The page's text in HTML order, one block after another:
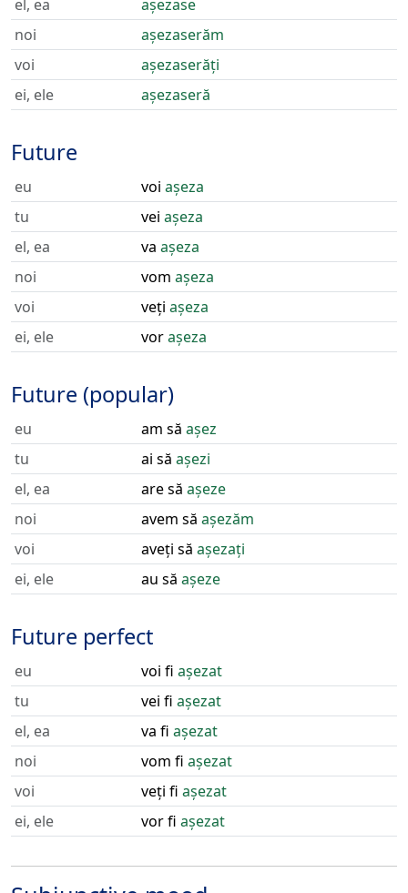
el, ea
așezase
noi
așezaserăm
voi
așezaserăți
ei, ele
așezaseră
Future
eu voi așeza
tu
vei așeza
el, ea
va așeza
noi
vom așeza
voi
veți așeza
ei, ele
vorașeza
Future (popular)
eu am să așez
tu
ai să așezi
el, ea
are să așeze
noi
avem să așezăm
voi
aveți să așezați
ei, ele
au să așeze
Future perfect
eu voi fi așezat
tu
vei fi așezat
el, ea
va fi așezat
noi
vom fi așezat
voi
veți fi așezat
ei, ele
vor fi așezat